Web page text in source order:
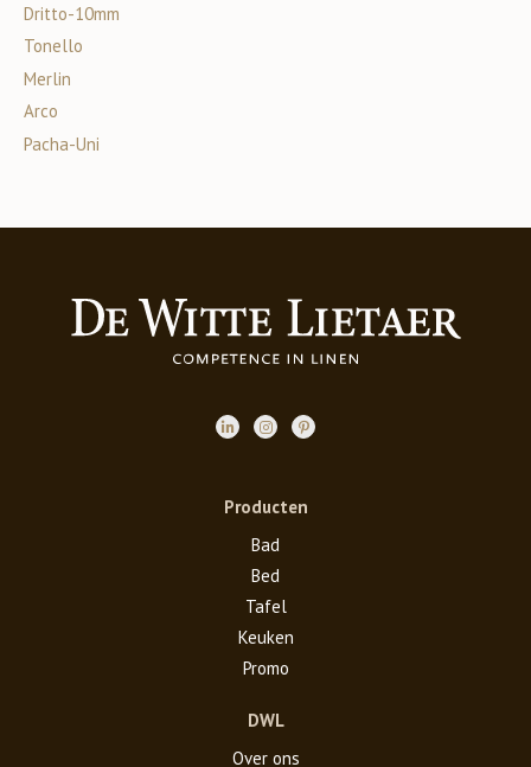
Dritto-10mm
Tonello
Merlin
Arco
Pacha-Uni
Producten
Bad
Bed
Tafel
Keuken
Promo
DWL
Over ons